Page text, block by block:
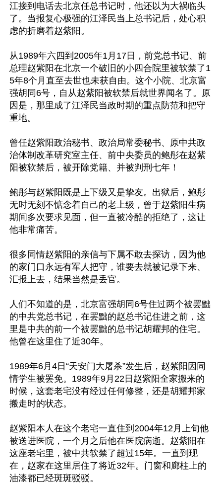
江接到电话去北京任总书记时，他还以为大祸临头
了。当报复心极强的江泽民当上总书记后，处心积
虑的折磨着赵紫阳。
从1989年六四到2005年1月17日，前党总书记、前
总理赵紫阳在北京一个破旧的小四合院里被软禁了1
5年8个月直至去世也未获自由。这个小院、北京富
强胡同6号，自从赵紫阳被软禁后就世界闻名了。原
因是，那里成了江泽民当政时期的重点防范和把守
重地。
曾任赵紫阳政治秘书、政治局常委秘书、原中共政
治体制改革研究室主任、前中央委员的鲍彤在赵紫
阳被软禁后，被开除党籍、并被判刑七年！
鲍彤与赵紫阳既是上下级又是挚友。出狱后，鲍彤
无时无刻不惦念着自己的老上级，曾于赵紫阳生病
期间多次要求见面，但一直被冷酷的拒绝了，这让
他非常痛苦。
很多同情赵紫阳的亲信与下属不敢去探访，因为他
的家门口永远有军人把守，谁要去就被记录下来、
汇报上去，结果当然是丢官。
人们不知道的是，北京富强胡同6号住过两个被罢黜
的中共党总书记，在罢黜的赵总书记住进之前，这
里是中共的前一个被罢黜的总书记胡耀邦的住宅。
他曾在这里住了近30年。
1989年6月4日“天安门大屠杀”发生后，赵紫阳因同
情学生被罢免。1989年9月22日赵紫阳全家搬来的
时候，这套老宅没有经过任何修整，还是胡耀邦家
搬走时的状态。
赵紫阳本人在这个老宅一直住到2004年12月上旬他
被送进医院，一个月之后他在医院病逝。赵紫阳在
这座老宅里，被中共软禁了超过15年。一直到现
在，赵家在这里居住了将近32年。门窗和廊柱上的
油漆都已经斑斑驳驳。